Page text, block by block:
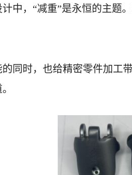
中， “减重”是永恒的主题
的同时，也给精密零件加工